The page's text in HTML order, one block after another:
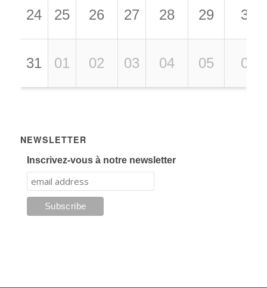
24 25 26 27 28 29 30
31 01 02 03 04 05 06
NEWSLETTER
Inscrivez-vous à notre newsletter